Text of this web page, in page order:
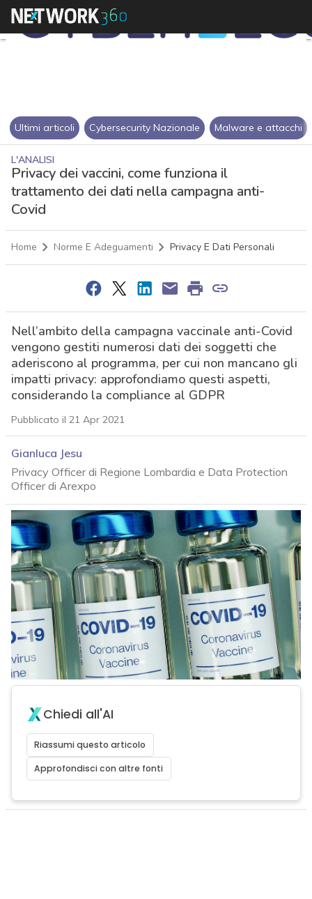
Ultimi articoli Cybersecurity Nazionale Malware e attacchi
L'ANALISI
Privacy dei vaccini, come funziona il
trattamento dei dati nella campagna anti-
Covid
Home Norme E Adeguamenti Privacy E Dati Personali
Nell’ambito della campagna vaccinale anti-Covid
vengono gestiti numerosi dati dei soggetti che
aderiscono al programma, per cui non mancano gli
impatti privacy: approfondiamo questi aspetti,
considerando la compliance al GDPR
Pubblicato il 21 Apr 2021
Gianluca Jesu
Privacy Officer di Regione Lombardia e Data Protection
Officer di Arexpo
Chiedi all'AI
Riassumi questo articolo
Approfondisci con altre fonti